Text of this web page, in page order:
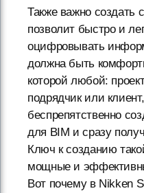
Также важно создать
позволит быстро и
оцифровывать
должна быть
которой любой:
подрядчик или
беспрепятственно
для BIM и сразу
Ключ к созданию
мощные и
Вот почему в Nikken